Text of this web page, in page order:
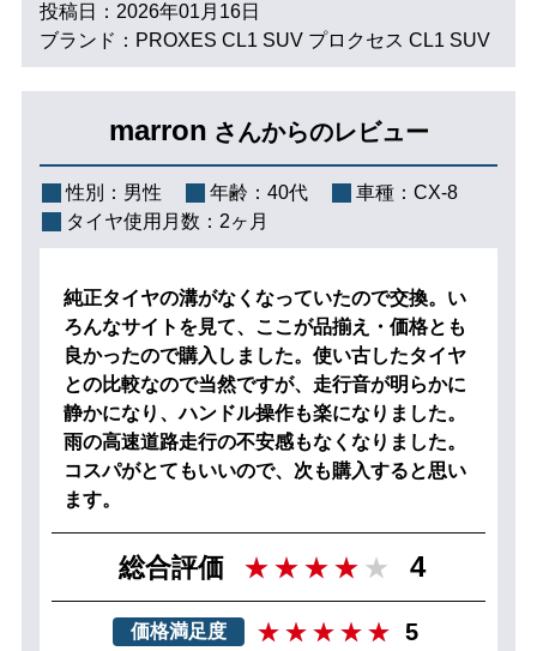
投稿日：2026年01月16日
ブランド：PROXES CL1 SUV プロクセス CL1 SUV
marron さんからのレビュー
性別： 男性 年齢： 40代 車種： CX-8
タイヤ使用月数： 2ヶ月
純正タイヤの溝がなくなっていたので交換。い
ろんなサイトを見て、ここが品揃え・価格とも
良かったので購入しました。使い古したタイヤ
との比較なので当然ですが、走行音が明らかに
静かになり、ハンドル操作も楽になりました。
雨の高速道路走行の不安感もなくなりました。
コスパがとてもいいので、次も購入すると思い
ます。
総合評価 4
価格満足度 5